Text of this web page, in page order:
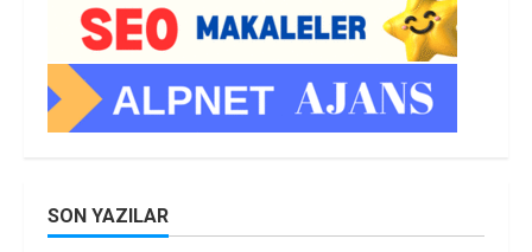
SON YAZILAR